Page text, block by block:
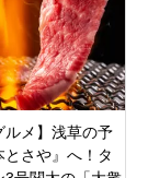
ルメ】浅草の予
さや』へ！タ